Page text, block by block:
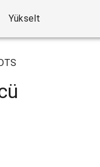
Yükselt